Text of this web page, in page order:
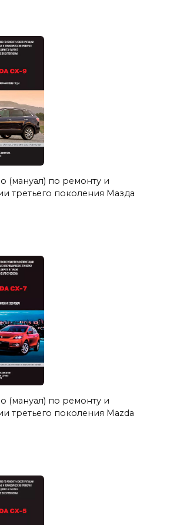
(мануал) по ремонту и
третьего поколения Мазда
(мануал) по ремонту и
третьего поколения Mazda